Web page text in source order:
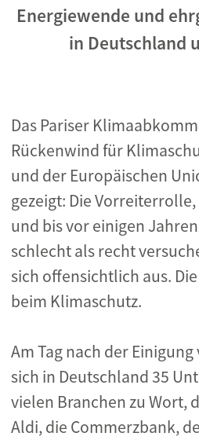
Energiewende und
in Deutschland
Das Pariser
Rückenwind für
und der Europäischen
gezeigt: Die
und bis vor einigen
schlecht als recht
sich offensichtlich aus.
beim Klimaschutz.
Am Tag nach der
sich in Deutschland 35
vielen Branchen zu Wort,
Aldi, die Commerzbank,